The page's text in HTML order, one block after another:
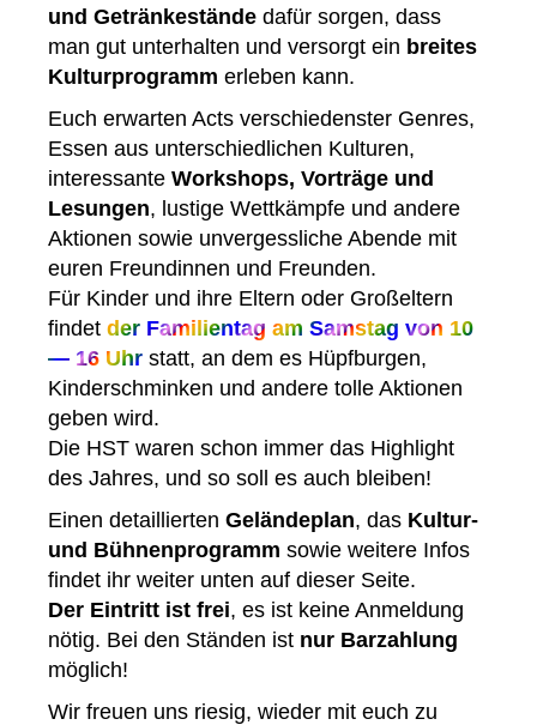
und Getränkestände dafür sorgen, dass
man gut unterhalten und versorgt ein breites
Kulturprogramm erleben kann.
Euch erwarten Acts verschiedenster Genres,
Essen aus unterschiedlichen Kulturen,
interessanteWorkshops, Vorträge und
Lesungen, lustige Wettkämpfe und andere
Aktionen sowie unvergessliche Abende mit
euren Freundinnen und Freunden.
Für Kinder und ihre Eltern oder Großeltern
findetder Familientag am Samstag von 10
— 16 Uhr statt, an dem es Hüpfburgen,
Kinderschminken und andere tolle Aktionen
geben wird.
Die HST waren schon immer das Highlight
des Jahres, und so soll es auch bleiben!
Einen detailliertenGeländeplan, das Kultur-
und Bühnenprogramm sowie weitere Infos
findet ihr weiter unten auf dieser Seite.
Der Eintritt ist frei, es ist keine Anmeldung
nötig. Bei den Ständen ist nur Barzahlung
möglich!
Wir freuen uns riesig, wieder mit euch zu